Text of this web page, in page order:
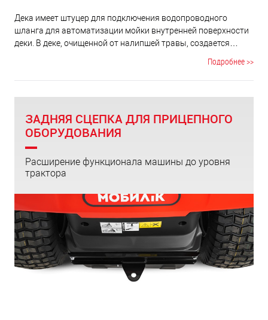
Дека имеет штуцер для подключения водопроводного
шланга для автоматизации мойки внутренней поверхности
деки. В деке, очищенной от налипшей травы, создается
Подробнее >>
ЗАДНЯЯ СЦЕПКА ДЛЯ ПРИЦЕПНОГО
ОБОРУДОВАНИЯ
Расширение функционала машины до уровня
трактора